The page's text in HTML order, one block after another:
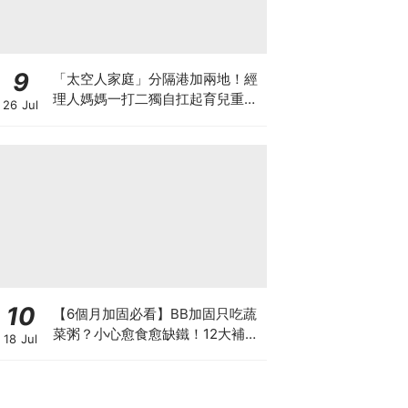
9
26 Jul
「太空人家庭」分隔港加兩地！經
理人媽媽一打二獨自扛起育兒重
10
18 Jul
【6個月加固必看】BB加固只吃蔬
菜粥？小心愈食愈缺鐵！12大補鐵